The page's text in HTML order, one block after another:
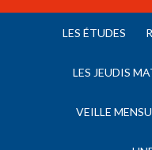
LES ÉTUDES
LES JEUDIS
VEILLE